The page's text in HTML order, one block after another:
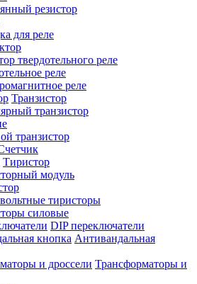
резистор
для реле
твердотельного реле
реле
реле
Транзистор
транзистор
транзистор
Тиристор
модуль
тиристоры
силовые
DIP переключатели
Антивандальная
Трансформаторы и